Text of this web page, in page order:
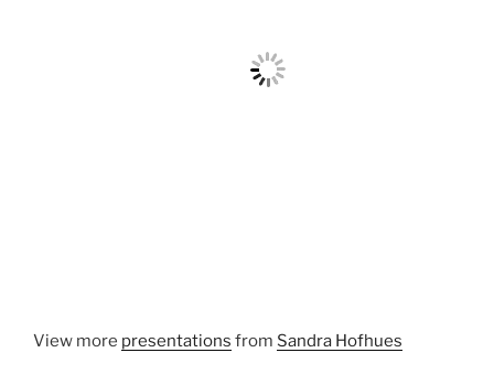
View more presentations from Sandra Hofhues